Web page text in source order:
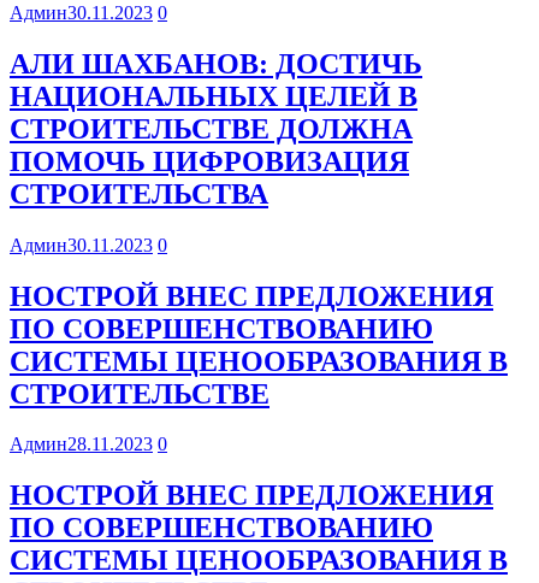
Админ30.11.2023 0
АЛИ ШАХБАНОВ: ДОСТИЧЬ
НАЦИОНАЛЬНЫХ ЦЕЛЕЙ В
СТРОИТЕЛЬСТВЕ ДОЛЖНА
ПОМОЧЬ ЦИФРОВИЗАЦИЯ
СТРОИТЕЛЬСТВА
Админ30.11.2023 0
НОСТРОЙ ВНЕС ПРЕДЛОЖЕНИЯ
ПО СОВЕРШЕНСТВОВАНИЮ
СИСТЕМЫ ЦЕНООБРАЗОВАНИЯ В
СТРОИТЕЛЬСТВЕ
Админ28.11.2023 0
НОСТРОЙ ВНЕС ПРЕДЛОЖЕНИЯ
ПО СОВЕРШЕНСТВОВАНИЮ
СИСТЕМЫ ЦЕНООБРАЗОВАНИЯ В